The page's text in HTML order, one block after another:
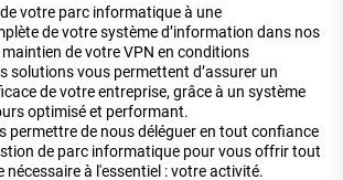
votre parc informatiqueà une
de votre système d’information dans nos
de votre VPN en conditions
solutions vous permettent d’assurer un
de votre entreprise, grâce à un système
optimisé et performant.
permettre de nous déléguer en tout confiance
de parc informatique pour vous offrir tout
nécessaire à l'essentiel : votre activité.